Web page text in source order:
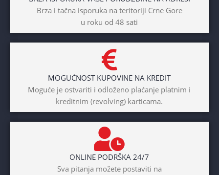
Brza i tačna isporuka na teritoriji Crne Gore
u roku od 48 sati
MOGUĆNOST KUPOVINE NA KREDIT
Moguće je ostvariti i odloženo plaćanje platnim i
kreditnim (revolving) karticama.
ONLINE PODRŠKA 24/7
Sva pitanja možete postaviti na